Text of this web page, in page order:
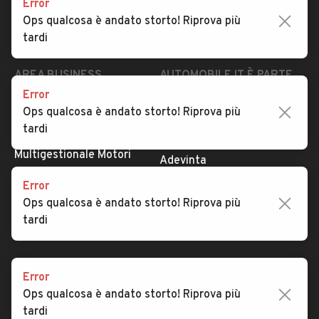
Impostazioni Privacy
Security
Valutazione auto
AREA BUSINESS
Registrazione
concessionario
Multigestionale Motori
AUTOMOBILE.IT È PARTE
subito.it
Adevinta
SEGUICI
Copyright © 2023 Marktplaats B.V. Tutti i diritti riservati.
Marktplaats B.V. - P.IVA 803.603.307.B.01
Error
Ops qualcosa è andato storto! Riprova più
tardi
Error
Ops qualcosa è andato storto! Riprova più
tardi
Error
Ops qualcosa è andato storto! Riprova più
tardi
Error
Ops qualcosa è andato storto! Riprova più
tardi